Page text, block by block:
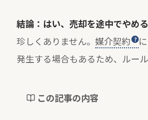
結論：はい、売却を途中でやめ
珍しくありません。 媒介契約
発生する場合もあるため、ルー
この記事の内容